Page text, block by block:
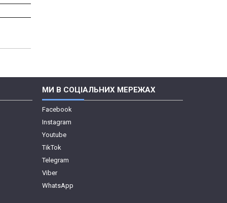
МИ В СОЦІАЛЬНИХ МЕРЕЖАХ
Facebook
Instagram
Youtube
TikTok
Telegram
Viber
WhatsApp